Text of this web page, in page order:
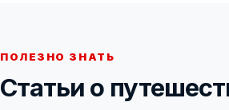
ПОЛЕЗНО ЗНАТЬ
Статьи о